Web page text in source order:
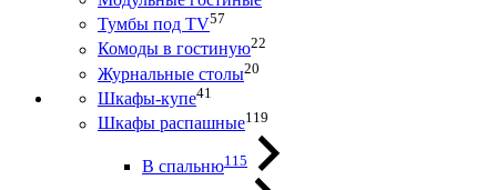
Тумбы под ТV57
Комоды в гостиную22
Журнальные столы20
Шкафы-купе41
Шкафы распашные119
В спальню115